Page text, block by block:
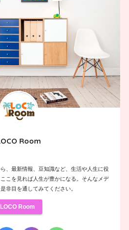
Room
、最新情報、豆知識など、生活や人生に役
こを見れば人生が豊かになる。そんなメデ
非目を通してみてください。
LOCO Room